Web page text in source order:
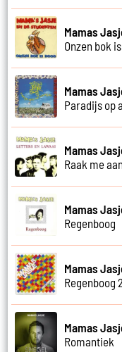
Mamas
Onzen bok
Mamas
Paradijs op
Mamas
Raak me
Mamas
Regenboog
Mamas
Regenboog
Mamas
Romantiek